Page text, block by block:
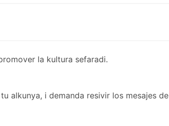
la kultura sefaradi.
alkunya, i demanda resivir los mesajes de